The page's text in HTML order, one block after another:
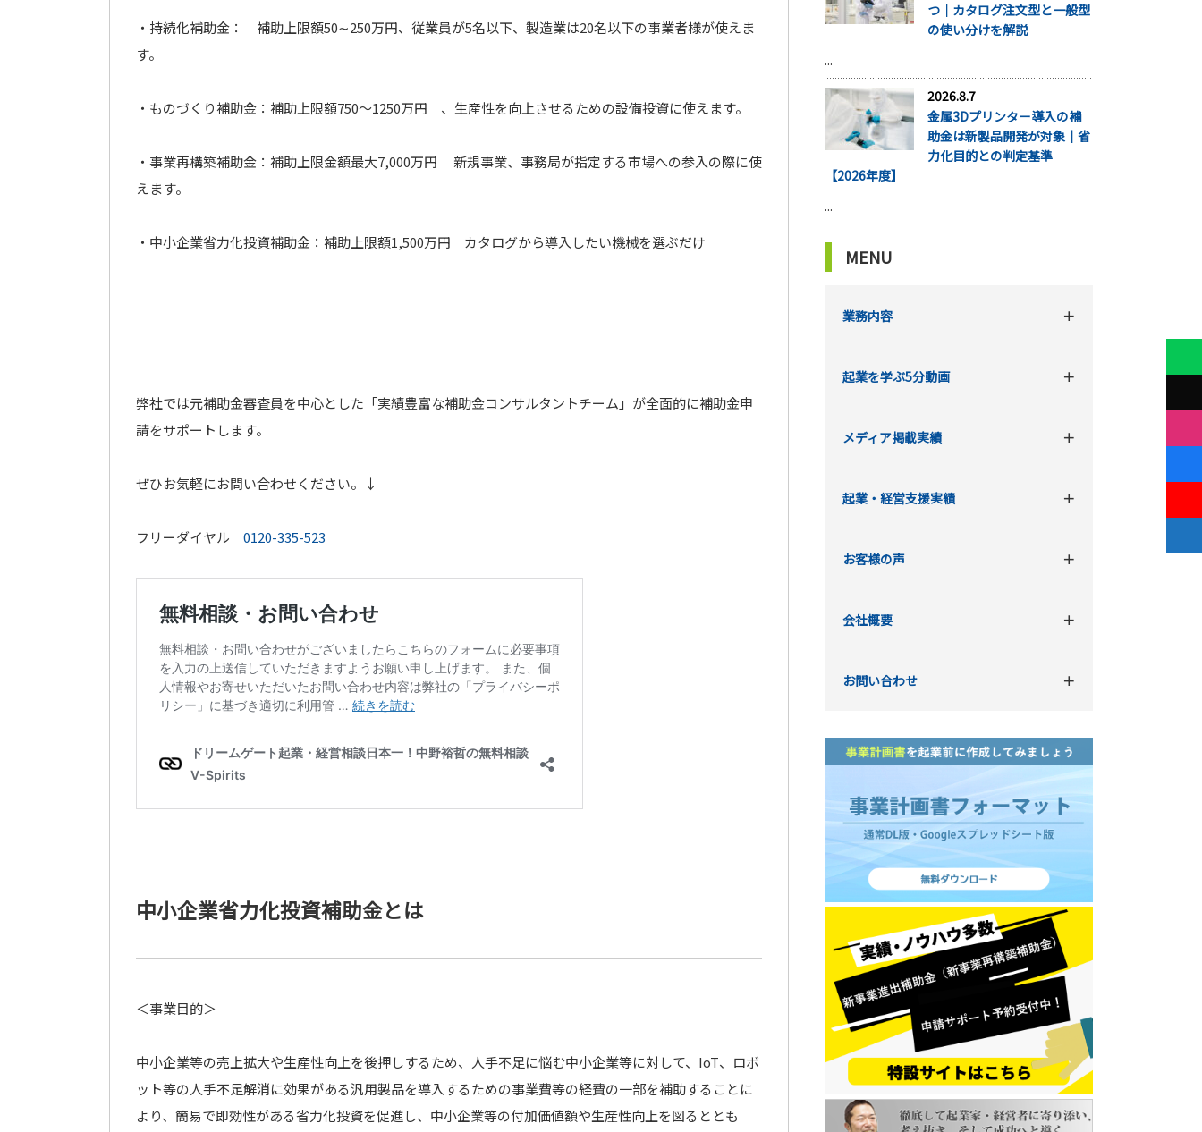
・持続化補助金： 補助上限額50∼250万円、従業員が5名以下、製造業は20名以下の事業者様が使えま
す。
・ものづくり補助金：補助上限額750～1250万円 、生産性を向上させるための設備投資に使えます。
・事業再構築補助金：補助上限金額最大7,000万円 新規事業、事務局が指定する市場への参入の際に使
えます。
・中小企業省力化投資補助金：補助上限額1,500万円 カタログから導入したい機械を選ぶだけ
弊社では元補助金審査員を中心とした「実績豊富な補助金コンサルタントチーム」が全面的に補助金申
請をサポートします。
ぜひお気軽にお問い合わせください。↓
フリーダイヤル 0120-335-523
中小企業省力化投資補助金とは
＜事業目的＞
中小企業等の売上拡大や生産性向上を後押しするため、人手不足に悩む中小企業等に対して、IoT、ロボ
ット等の人手不足解消に効果がある汎用製品を導入するための事業費等の経費の一部を補助することに
より、簡易で即効性がある省力化投資を促進し、中小企業等の付加価値額や生産性向上を図るととも
つ｜カタログ注文型と一般型
の使い分けを解説
...
2026.8.7
金属3Dプリンター導入の補
助金は新製品開発が対象｜省
力化目的との判定基準
【2026年度】
...
MENU
業務内容
起業を学ぶ5分動画
メディア掲載実績
起業・経営支援実績
お客様の声
会社概要
お問い合わせ